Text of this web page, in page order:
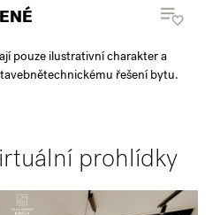
pouze ilustrativní charakter a
řešení bytu.
prohlídky